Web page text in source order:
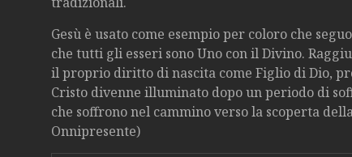
Gesù è usato come esempio per coloro che
che tutti gli esseri sono Uno con il Divino.
il proprio diritto di nascita come Figlio di Dio,
Cristo divenne illuminato dopo un periodo di
che soffrono nel cammino verso la scoperta
Onnipresente)